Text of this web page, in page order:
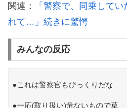
関連：
「警察で、同乗して
れて…」続きに驚愕
みんなの反応
●これは警察官もびっくりだな
●一応(取り扱い)危ないもので草